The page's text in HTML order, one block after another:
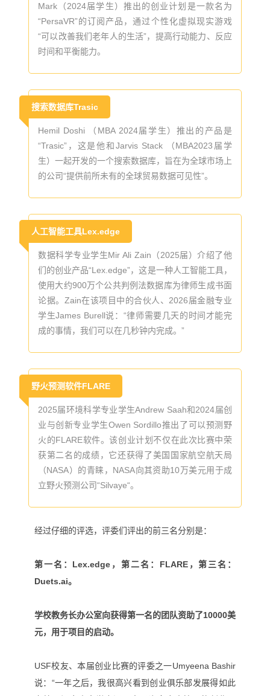
Mark（2024届学生）推出的创业计划是一款名为
“PersaVR”的订阅产品，通过个性化虚拟现实游戏
“可以改善我们老年人的生活”，提高行动能力、反应
时间和平衡能力。
搜索数据库Trasic
Hemil Doshi （MBA 2024届学生）推出的产品是
“Trasic”，这是他和Jarvis Stack （MBA2023届学
生）一起开发的一个搜索数据库，旨在为全球市场上
的公司“提供前所未有的全球贸易数据可见性”。
人工智能工具Lex.edge
数据科学专业学生Mir Ali Zain（2025届）介绍了他
们的创业产品“Lex.edge”，这是一种人工智能工具，
使用大约900万个公共判例法数据库为律师生成书面
论据。Zain在该项目中的合伙人、2026届金融专业
学生James Burell说：“律师需要几天的时间才能完
成的事情，我们可以在几秒钟内完成。”
野火预测软件FLARE
2025届环境科学专业学生Andrew Saah和2024届创
业与创新专业学生Owen Sordillo推出了可以预测野
火的FLARE软件。该创业计划不仅在此次比赛中荣
获第二名的成绩，它还获得了美国国家航空航天局
（NASA）的青睐，NASA向其资助10万美元用于成
立野火预测公司“Silvaye“。
经过仔细的评选，评委们评出的前三名分别是：
第一名：Lex.edge，第二名：FLARE，第三名：
Duets.ai。
学校教务长办公室向获得第一名的团队资助了10000美
元，用于项目的启动。
USF校友、本届创业比赛的评委之一Umyeena Bashir
说：“一年之后，我很高兴看到创业俱乐部发展得如此